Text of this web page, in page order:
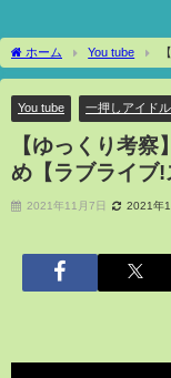
ホーム You tube
イブ!スーパースター!!】
You tube 一押しアイド
【ゆっくり考
め【ラブライブ!
2021年11月7日 2021年